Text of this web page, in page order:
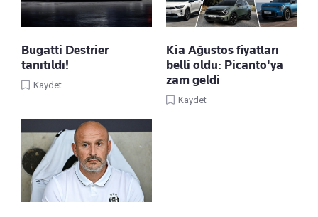
Bugatti Destrier
tanıtıldı!
Kaydet
Kia Ağustos fiyatları
belli oldu: Picanto'ya
zam geldi
Kaydet